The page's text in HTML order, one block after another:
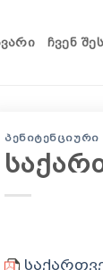
ᲩᲕᲔᲜ
ᲞᲔᲜᲘᲢᲔᲜᲪᲘᲣᲠᲘ